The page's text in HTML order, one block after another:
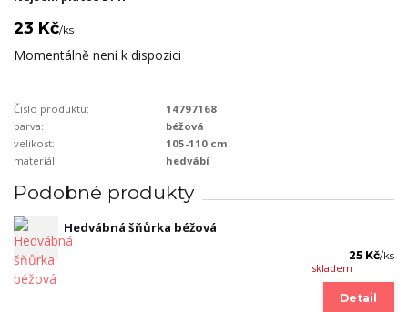
23 Kč/ks
Momentálně není k dispozici
Číslo produktu:
14797168
barva:
béžová
velikost:
105-110 cm
materiál:
hedvábí
Podobné produkty
Hedvábná šňůrka béžová
25 Kč/ks
skladem
Detail